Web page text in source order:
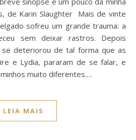
de Karin Slaughter Mais de vinte
sofreu um grande trauma: a
sem deixar rastros. Depois
deteriorou de tal forma que as
e Lydia, pararam de se falar, e
muito diferentes.…
LEIA MAIS